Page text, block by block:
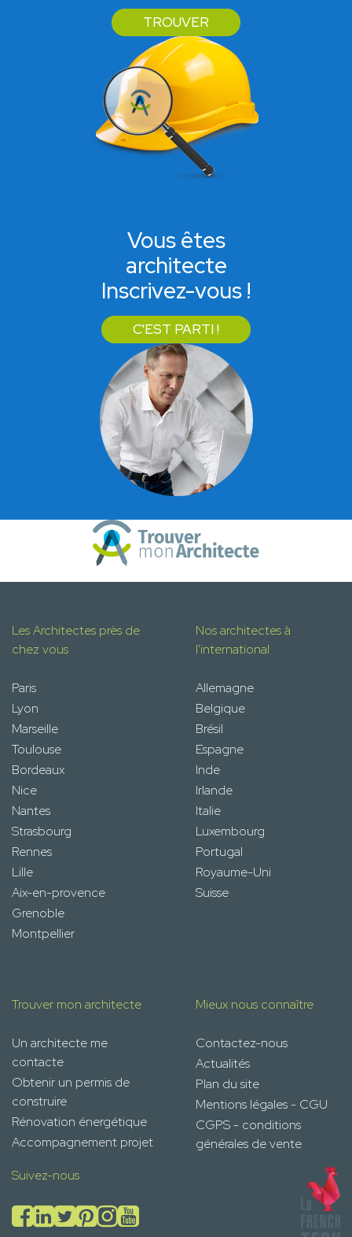
TROUVER
Vous êtes
architecte
Inscrivez-vous !
C'EST PARTI !
Les Architectes près de
chez vous
Paris
Lyon
Marseille
Toulouse
Bordeaux
Nice
Nantes
Strasbourg
Rennes
Lille
Aix-en-provence
Grenoble
Montpellier
Nos architectes à
l'international
Allemagne
Belgique
Brésil
Espagne
Inde
Irlande
Italie
Luxembourg
Portugal
Royaume-Uni
Suisse
Trouver mon architecte
Un architecte me
contacte
Obtenir un permis de
construire
Rénovation énergétique
Accompagnement projet
Mieux nous connaître
Contactez-nous
Actualités
Plan du site
Mentions légales - CGU
CGPS - conditions
générales de vente
Suivez-nous